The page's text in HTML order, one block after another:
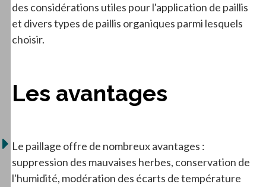
des considérations utiles pour l'application de paillis
et divers types de paillis organiques parmi lesquels
choisir.
Les avantages
Le paillage offre de nombreux avantages :
suppression des mauvaises herbes, conservation de
l'humidité, modération des écarts de température